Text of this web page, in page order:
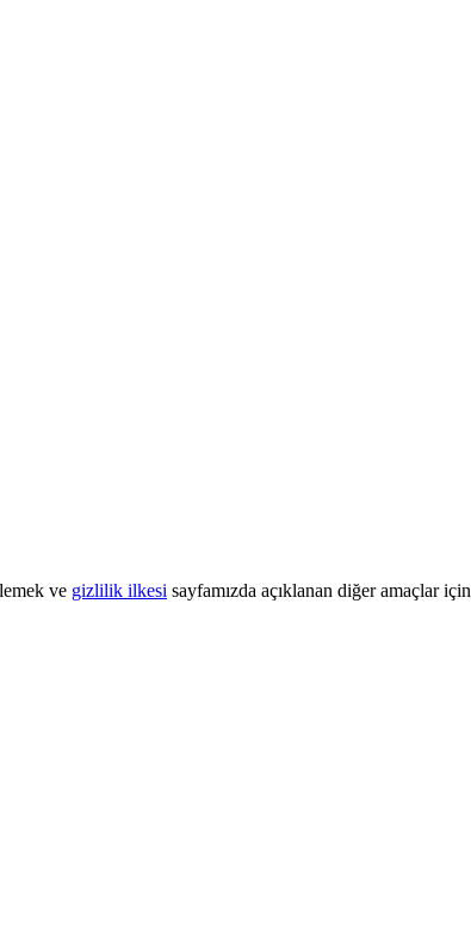
ve gizlilik ilkesi sayfamızda açıklanan diğer amaçlar